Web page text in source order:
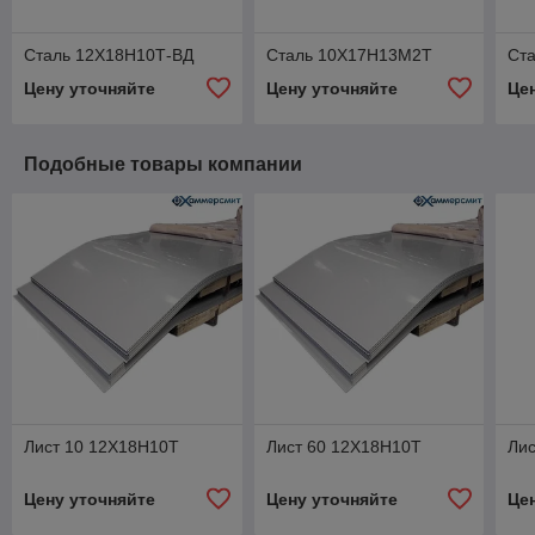
Сталь 12Х18Н10Т-ВД
Цену уточняйте
Сталь 10Х17Н13М2Т
Цену уточняйте
Подобные товары компании
Лист 10 12Х18Н10Т
Цену уточняйте
Лист 60 12Х18Н10Т
Цену уточняйте